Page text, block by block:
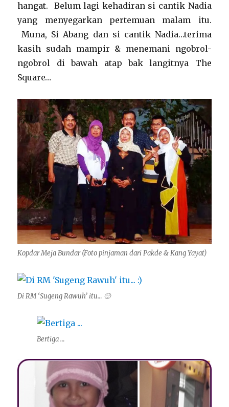
hangat. Belum lagi kehadiran si cantik Nadia
yang menyegarkan pertemuan malam itu.
Muna, Si Abang dan si cantik Nadia…terima
kasih sudah mampir & menemani ngobrol-
ngobrol di bawah atap bak langitnya The
Square…
Kopdar Meja Bundar (Foto pinjaman dari Pakde & Kang Yayat)
Di RM ‘Sugeng Rawuh’ itu… 🙂
Bertiga …